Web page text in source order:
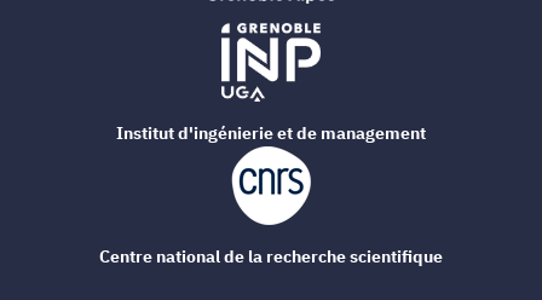
Institut d'ingénierie et de management
Centre national de la recherche scientifique